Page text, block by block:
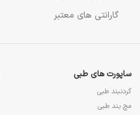
گارانتی های معتبر
ساپورت های طبی
گردنبند طبی
مچ بند طبی